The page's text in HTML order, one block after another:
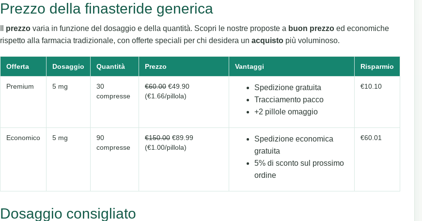
Prezzo della finasteride generica
prezzo varia in funzione del dosaggio e della quantità. Scopri le nostre proposte a buon prezzo ed economiche
rispetto alla farmacia tradizionale, con offerte speciali per chi desidera un acquisto più voluminoso.
Offerta Dosaggio Quantità Prezzo Vantaggi Risparmio
Premium 5 mg
30
compresse
€60.00 €49.90
(€1.66/pillola)
Spedizione gratuita
Tracciamento pacco
+2 pillole omaggio
€10.10
Economico 5 mg
90
compresse
€150.00 €89.99
(€1.00/pillola)
Spedizione economica
gratuita
5% di sconto sul prossimo
ordine
€60.01
Dosaggio consigliato